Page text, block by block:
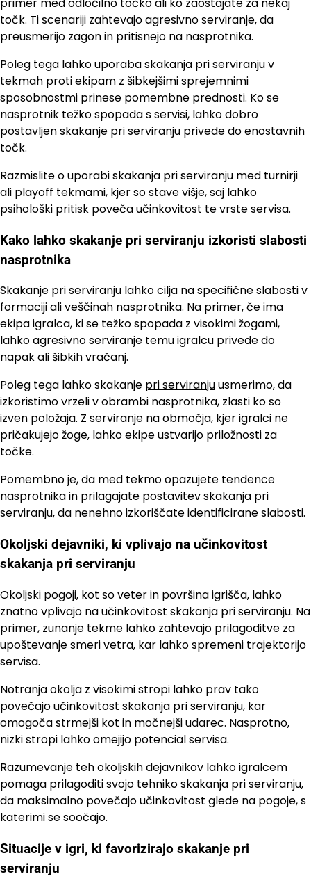
točk. Ti scenariji zahtevajo agresivno serviranje, da
preusmerijo zagon in pritisnejo na nasprotnika.
Poleg tega lahko uporaba skakanja pri serviranju v
tekmah proti ekipam z šibkejšimi sprejemnimi
sposobnostmi prinese pomembne prednosti. Ko se
nasprotnik težko spopada s servisi, lahko dobro
postavljen skakanje pri serviranju privede do enostavnih
točk.
Razmislite o uporabi skakanja pri serviranju med turnirji
ali playoff tekmami, kjer so stave višje, saj lahko
psihološki pritisk poveča učinkovitost te vrste servisa.
Kako lahko skakanje pri serviranju izkoristi slabosti
nasprotnika
Skakanje pri serviranju lahko cilja na specifične slabosti v
formaciji ali veščinah nasprotnika. Na primer, če ima
ekipa igralca, ki se težko spopada z visokimi žogami,
lahko agresivno serviranje temu igralcu privede do
napak ali šibkih vračanj.
Poleg tega lahko skakanje pri serviranjuusmerimo, da
izkoristimo vrzeli v obrambi nasprotnika, zlasti ko so
izven položaja. Z serviranje na območja, kjer igralci ne
pričakujejo žoge, lahko ekipe ustvarijo priložnosti za
točke.
Pomembno je, da med tekmo opazujete tendence
nasprotnika in prilagajate postavitev skakanja pri
serviranju, da nenehno izkoriščate identificirane slabosti.
Okoljski dejavniki, ki vplivajo na učinkovitost
skakanja pri serviranju
Okoljski pogoji, kot so veter in površina igrišča, lahko
znatno vplivajo na učinkovitost skakanja pri serviranju. Na
primer, zunanje tekme lahko zahtevajo prilagoditve za
upoštevanje smeri vetra, kar lahko spremeni trajektorijo
servisa.
Notranja okolja z visokimi stropi lahko prav tako
povečajo učinkovitost skakanja pri serviranju, kar
omogoča strmejši kot in močnejši udarec. Nasprotno,
nizki stropi lahko omejijo potencial servisa.
Razumevanje teh okoljskih dejavnikov lahko igralcem
pomaga prilagoditi svojo tehniko skakanja pri serviranju,
da maksimalno povečajo učinkovitost glede na pogoje, s
katerimi se soočajo.
Situacije v igri, ki favorizirajo skakanje pri
serviranju